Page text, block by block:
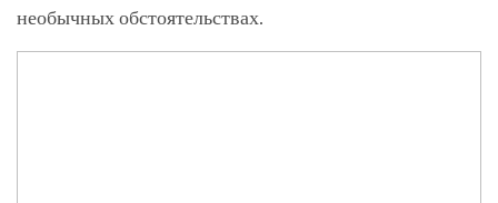
необычных обстоятельствах.